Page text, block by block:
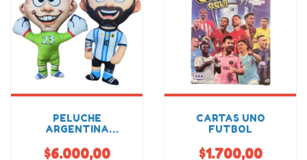
PELUCHE
ARGENTINA
$6.000,00
CARTAS UNO
FUTBOL
$1.700,00